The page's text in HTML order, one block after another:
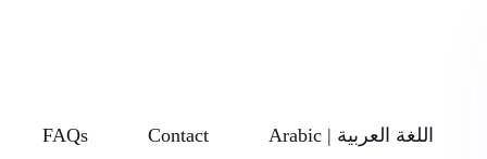
FAQs Contact Arabic | اللغة العربية